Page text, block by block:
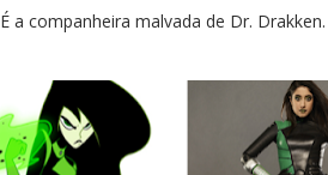
É a companheira malvada de Dr. Drakken.